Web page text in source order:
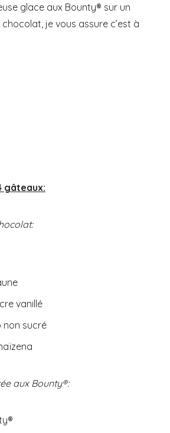
glace aux Bounty® sur un
je vous assure c’est à
gâteaux:
vanillé
non sucré
aux Bounty®: